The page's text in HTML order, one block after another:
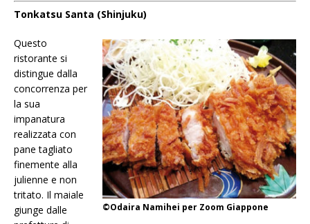
Tonkatsu Santa (Shinjuku)
©Odaira Namihei per Zoom Giappone
Questo
ristorante si
distingue dalla
concorrenza per
la sua
impanatura
realizzata con
pane tagliato
finemente alla
julienne e non
tritato. Il maiale
giunge dalle